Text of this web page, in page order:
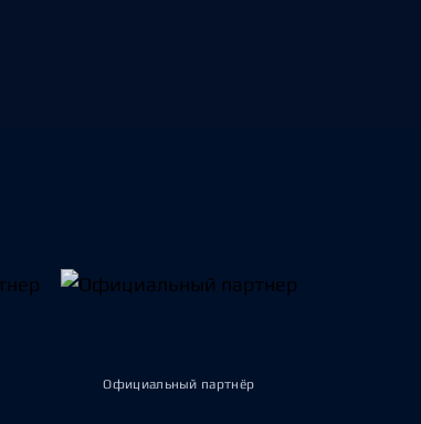
Официальный партнёр